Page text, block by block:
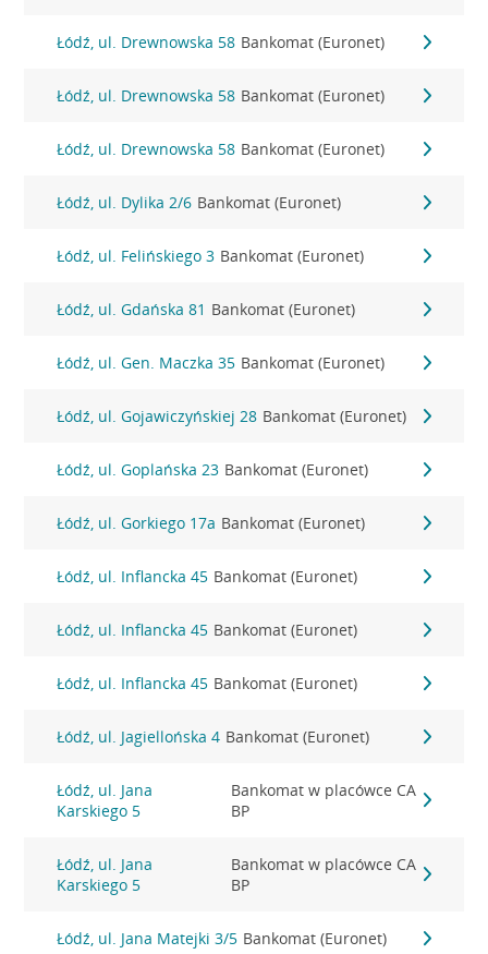
Łódź, ul. Drewnowska 58 Bankomat (Euronet)
Łódź, ul. Drewnowska 58 Bankomat (Euronet)
Łódź, ul. Drewnowska 58 Bankomat (Euronet)
Łódź, ul. Dylika 2/6 Bankomat (Euronet)
Łódź, ul. Felińskiego 3 Bankomat (Euronet)
Łódź, ul. Gdańska 81 Bankomat (Euronet)
Łódź, ul. Gen. Maczka 35 Bankomat (Euronet)
Łódź, ul. Gojawiczyńskiej 28 Bankomat (Euronet)
Łódź, ul. Goplańska 23 Bankomat (Euronet)
Łódź, ul. Gorkiego 17a Bankomat (Euronet)
Łódź, ul. Inflancka 45 Bankomat (Euronet)
Łódź, ul. Inflancka 45 Bankomat (Euronet)
Łódź, ul. Inflancka 45 Bankomat (Euronet)
Łódź, ul. Jagiellońska 4 Bankomat (Euronet)
Łódź, ul. Jana
Karskiego 5
Bankomat w placówce CA
BP
Łódź, ul. Jana
Karskiego 5
Bankomat w placówce CA
BP
Łódź, ul. Jana Matejki 3/5 Bankomat (Euronet)